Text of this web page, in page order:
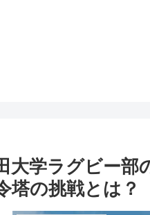
大学ラグビー部
塔の挑戦とは？